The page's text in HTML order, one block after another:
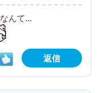
んて…
返信